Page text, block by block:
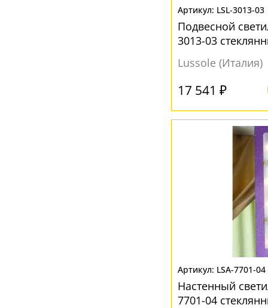
LSL-3013-03
Подвесной
3013-03
Lussole (Италия)
17 541 ₽
LSA-7701-04
Настенный
7701-04